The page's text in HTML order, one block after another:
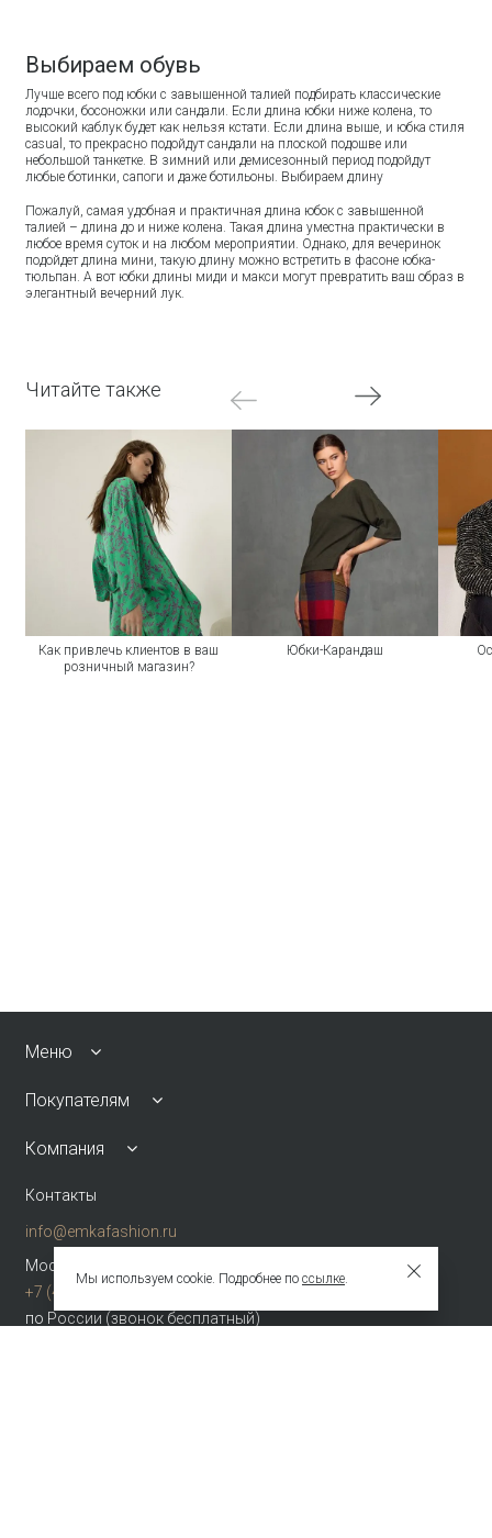
Выбираем обувь
Лучше всего под юбки с завышенной талией подбирать классические
лодочки, босоножки или сандали. Если длина юбки ниже колена, то
высокий каблук будет как нельзя кстати. Если длина выше, и юбка стиля
casual, то прекрасно подойдут сандали на плоской подошве или
небольшой танкетке. В зимний или демисезонный период подойдут
любые ботинки, сапоги и даже ботильоны. Выбираем длину
Пожалуй, самая удобная и практичная длина юбок с завышенной
талией – длина до и ниже колена. Такая длина уместна практически в
любое время суток и на любом мероприятии. Однако, для вечеринок
подойдет длина мини, такую длину можно встретить в фасоне юбка-
тюльпан. А вот юбки длины миди и макси могут превратить ваш образ в
элегантный вечерний лук.
Читайте также
Как привлечь клиентов в ваш
розничный магазин?
Юбки-Карандаш
Меню
Покупателям
Компания
Контакты
info@emkafashion.ru
Москва и область
+7 (495) 787-24-90
по России (звонок бесплатный)
Мы используем cookie. Подробнее по ссылке